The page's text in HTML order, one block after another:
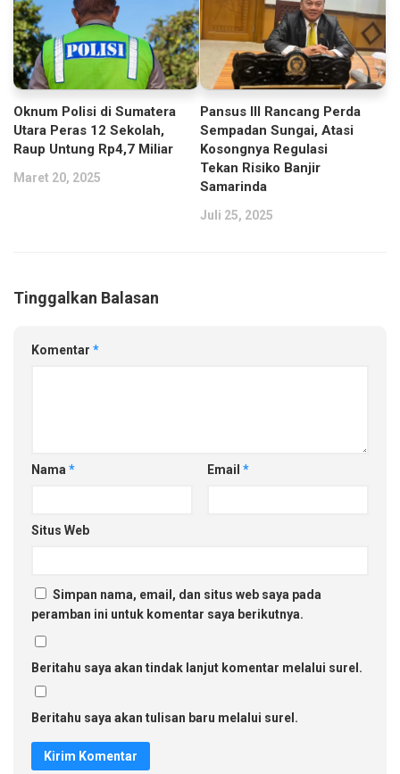
Oknum Polisi di Sumatera
Utara Peras 12 Sekolah,
Raup Untung Rp4,7 Miliar
Maret 20, 2025
Pansus III Rancang Perda
Sempadan Sungai, Atasi
Kosongnya Regulasi
Tekan Risiko Banjir
Samarinda
Juli 25, 2025
Tinggalkan Balasan
Komentar *
Nama * Email *
Situs Web
Simpan nama, email, dan situs web saya pada
peramban ini untuk komentar saya berikutnya.
Beritahu saya akan tindak lanjut komentar melalui surel.
Beritahu saya akan tulisan baru melalui surel.